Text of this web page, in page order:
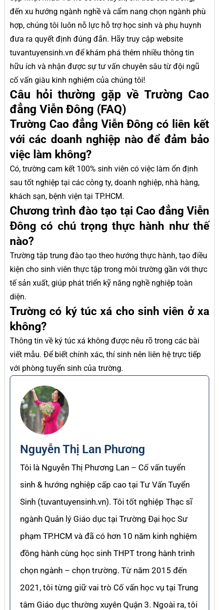
đến xu hướng ngành nghề và cẩm nang chọn ngành phù
hợp, chúng tôi luôn nỗ lực hỗ trợ học sinh và phụ huynh
đưa ra quyết định đúng đắn. Hãy truy cập website
tuvantuyensinh.vn để khám phá thêm nhiều thông tin
hữu ích và nhận được sự tư vấn chuyên sâu từ đội ngũ
cố vấn giàu kinh nghiệm của chúng tôi!
Câu hỏi thường gặp về Trường Cao
đẳng Viễn Đông (FAQ)
Trường Cao đẳng Viễn Đông có liên kết
với các doanh nghiệp nào để đảm bảo
việc làm không?
Có, trường cam kết 100% sinh viên có việc làm ổn định
sau tốt nghiệp tại các công ty, doanh nghiệp, nhà hàng,
khách sạn, bệnh viện tại TP.HCM.
Chương trình đào tạo tại Cao đẳng Viễn
Đông có chú trọng thực hành như thế
nào?
Trường tập trung đào tạo theo hướng thực hành, tạo điều
kiện cho sinh viên thực tập trong môi trường gần với thực
tế sản xuất, giúp phát triển kỹ năng nghề nghiệp toàn
diện.
Trường có ký túc xá cho sinh viên ở xa
không?
Thông tin về ký túc xá không được nêu rõ trong các bài
viết mẫu. Để biết chính xác, thí sinh nên liên hệ trực tiếp
với phòng tuyển sinh của trường.
Nguyễn Thị Lan Phương
Tôi là Nguyễn Thị Phương Lan – Cố vấn tuyển
sinh & hướng nghiệp cấp cao tại Tư Vấn Tuyển
Sinh (tuvantuyensinh.vn). Tôi tốt nghiệp Thạc sĩ
ngành Quản lý Giáo dục tại Trường Đại học Sư
phạm TP.HCM và đã có hơn 10 năm kinh nghiệm
đồng hành cùng học sinh THPT trong hành trình
chọn ngành – chọn trường. Từ năm 2015 đến
2021, tôi từng giữ vai trò Cố vấn học vụ tại Trung
tâm Giáo dục thường xuyên Quận 3. Ngoài ra, tôi